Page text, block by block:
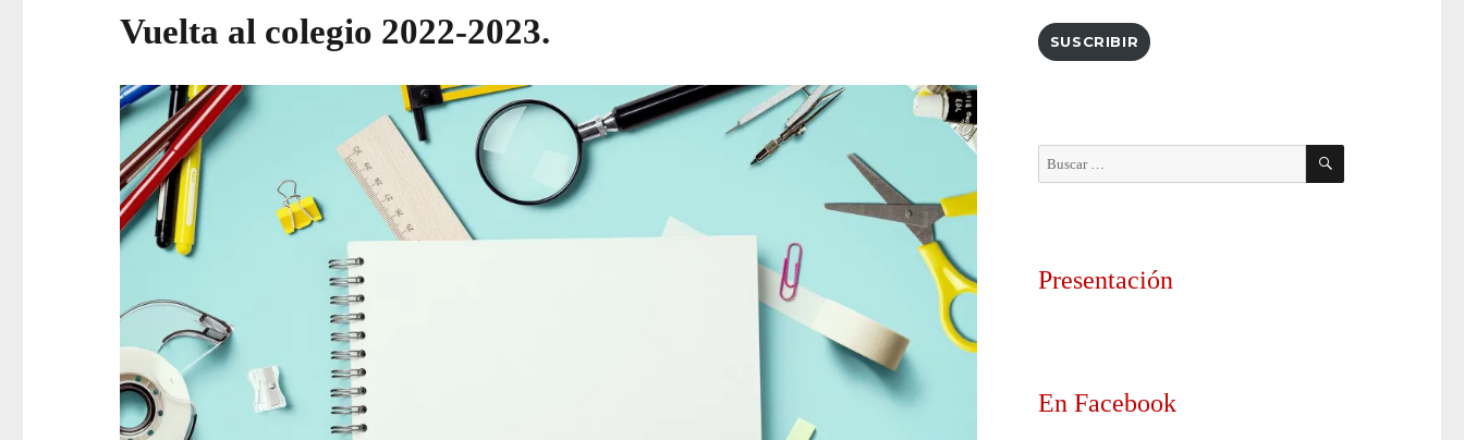
Vuelta al colegio 2022-2023. SUSCRIBIR
Buscar
por:
BUSCAR
Presentación
En Facebook